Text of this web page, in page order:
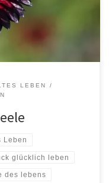
sie, ob der […]
LEBEN
Leben
glücklich leben
des lebens